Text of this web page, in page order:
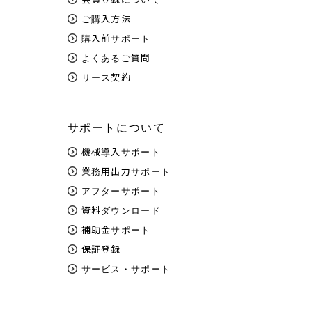
ご購入方法
購入前サポート
よくあるご質問
リース契約
サポートについて
機械導入サポート
業務用出力サポート
アフターサポート
資料ダウンロード
補助金サポート
保証登録
サービス・サポート